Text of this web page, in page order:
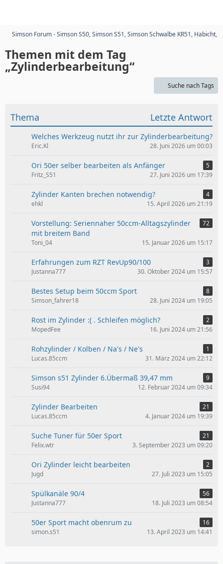
Simson Forum - Simson S50, Simson S51, Simson Schwalbe KR51, Habicht,
Themen mit dem Tag
„Zylinderbearbeitung“
Suche nach Tags
Thema Letzte Antwort
Welches Werkzeug nutzt ihr zur Zylinderbearbeitung?
Eric.Kl 28. Juni 2026 um 00:03
Ori 50er selber bearbeiten als Anfänger
5
Fritz_S51
27. Juni 2026 um 17:39
Zylinder Kanten brechen notwendig?
4
ehkl
15. April 2026 um 21:19
Vorstellung: Seriennaher 50ccm-Alltagszylinder
mit breitem Band
72
Toni_04 15. Januar 2026 um 15:17
Erfahrungen zum RZT RevUp90/100
3
Justanna777
30. Oktober 2024 um 15:57
Bestes Setup beim 50ccm Sport
8
Simson_fahrer18
28. Juni 2024 um 19:05
Rost im Zylinder :( . Schleifen möglich?
2
MopedFee
16. Juni 2024 um 21:56
Rohzylinder / Kolben / Na's / Ne's
1
Lucas.85ccm
31. März 2024 um 22:12
Simson s51 Zylinder 6.Übermaß 39,47 mm
9
Susi94
12. Februar 2024 um 09:34
Zylinder Bearbeiten
21
Lucas.85ccm
4. Januar 2024 um 19:39
Suche Tuner für 50er Sport
21
Felix.wtr
3. September 2023 um 09:20
Ori Zylinder leicht bearbeiten
2
Jugd
27. Juli 2023 um 15:05
Spülkanäle 90/4
56
Justanna777
18. Juli 2023 um 08:54
50er Sport macht obenrum zu
16
simon.s51
13. April 2023 um 14:41